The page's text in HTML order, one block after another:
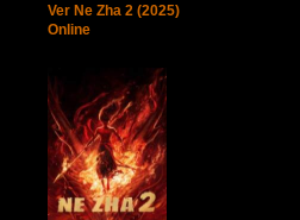
Ver Ne Zha 2 (2025)
Online